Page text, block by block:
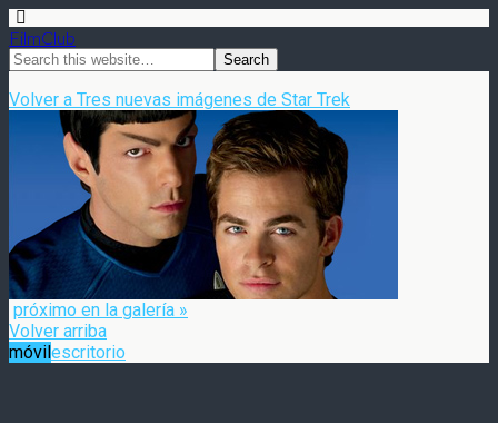
FilmClub
Volver a Tres nuevas imágenes de Star Trek
próximo en la galería »
Volver arriba
móvilescritorio